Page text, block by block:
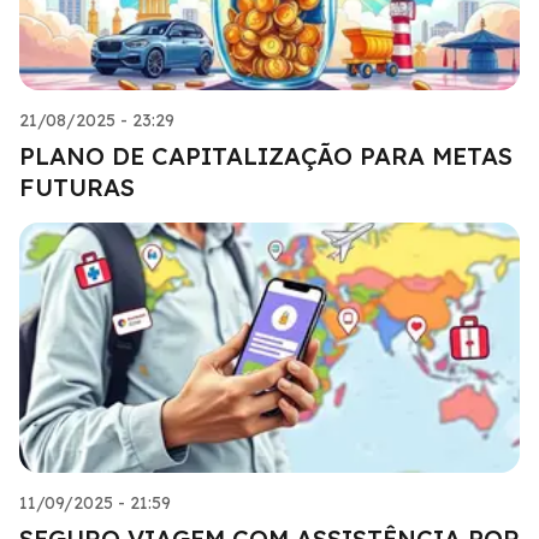
21/08/2025 - 23:29
PLANO DE CAPITALIZAÇÃO PARA METAS
FUTURAS
11/09/2025 - 21:59